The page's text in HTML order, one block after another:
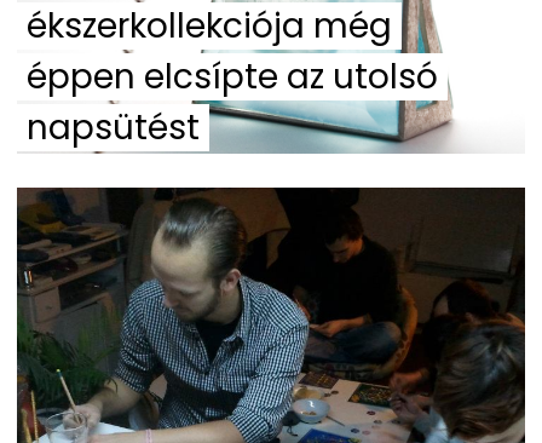
ékszerkollekciója még
éppen elcsípte az utolsó
napsütést